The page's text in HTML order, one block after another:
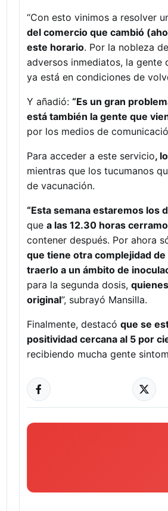
“Con esto vinimos a resolver
del comercio que cambió
este horario. Por la nobleza
adversos inmediatos, la gente
ya está en condiciones de
Y añadió: “Es un gran
está también la gente que
por los medios de
Para acceder a este servicio,
mientras que los tucumanos
de vacunación.
“Esta semana estaremos los
que a las 12.30 horas
contener después. Por ahora
que tiene otra complejidad
traerlo a un ámbito de
para la segunda dosis,
original”, subrayó Mansilla.
Finalmente, destacó que se
positividad cercana al 5 por
recibiendo mucha gente